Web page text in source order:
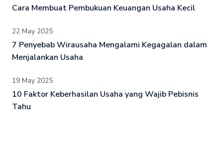
Cara Membuat Pembukuan Keuangan Usaha Kecil
22 May 2025
7 Penyebab Wirausaha Mengalami Kegagalan dalam
Menjalankan Usaha
19 May 2025
10 Faktor Keberhasilan Usaha yang Wajib Pebisnis
Tahu